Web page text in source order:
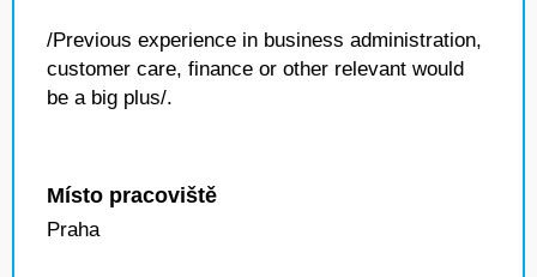
/Previous experience in business administration,
customer care, finance or other relevant would
be a big plus/.
Místo pracoviště
Praha